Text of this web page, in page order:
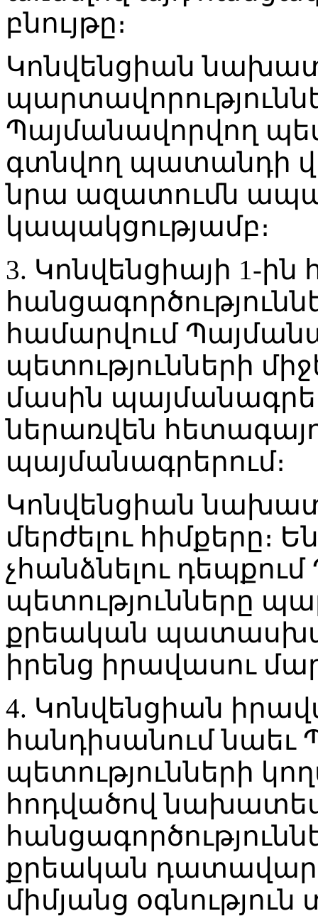
բնույթը։
Կոնվենցիան
Պայմանավորվող
գտնվող պատանդի
նրա ազատումն
կապակցությամբ։
3. Կոնվենցիայի 1-
համարվում
պետությունների
մասին
ներառվեն
պայմանագրերում։
Կոնվենցիան
մերժելու հիմքերը։
չհանձնելու
պետությունները
քրեական
իրենց իրավասու
4. Կոնվենցիան
հանդիսանում նաեւ
պետությունների
հոդվածով
քրեական
միմյանց